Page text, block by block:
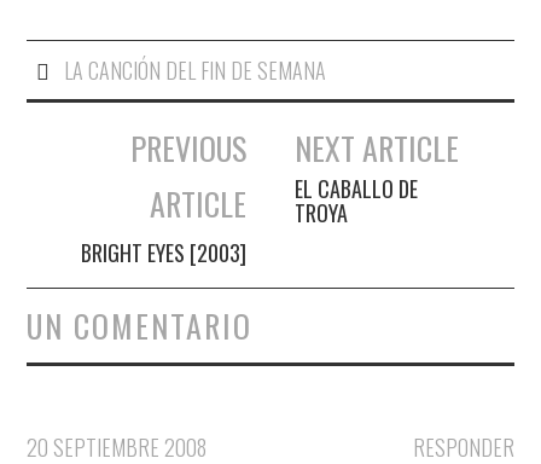
LA CANCIÓN DEL FIN DE SEMANA
Navegación de entradas
PREVIOUS
ARTICLE
BRIGHT EYES [2003]
NEXT ARTICLE
EL CABALLO DE
TROYA
UN COMENTARIO
RESPONDER
20 SEPTIEMBRE 2008